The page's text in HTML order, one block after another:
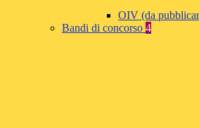
OIV (da
Bandi di concorso 4